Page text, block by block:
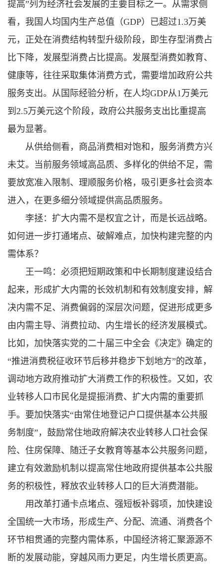
提高”列为经济社会发展的主要目标之一。从需求侧
看，我国人均国内生产总值（GDP）已超过1.3万美
元，正处在消费结构转型升级阶段，即生存型消费占
比下降，发展型消费占比提高。发展型消费如教育、
健康等，往往采取集体消费方式，需要增加政府公共
服务支出。从国际经验分析，在人均GDP从1万美元
到2.5万美元这个阶段，政府公共服务支出比重提高
最为显著。
从供给侧看，商品消费相对饱和，服务消费方兴
未艾。当前服务领域高品质、多样化的供给不足，需
要放宽准入限制、理顺服务价格，吸引更多社会资本
进入，在更多细分领域提供高品质服务。
李拯：扩大内需不是权宜之计，而是长远战略。
如何进一步打通堵点、破解难点，加快构建完整的内
需体系？
王一鸣：必须把短期政策和中长期制度建设结合
起来，形成扩大内需的长效机制和有效制度安排，解
决内需不足、消费偏弱的深层次问题，促进形成更多
由内需主导、消费拉动、内生增长的经济发展模式。
比如，加快落实党的二十届三中全会《决定》确定的
“推进消费税征收环节后移并稳步下划地方”的改革，
调动地方政府推动扩大消费工作的积极性。又如，农
业转移人口市民化是提振消费、扩大内需的重要抓
手。要加快落实“由常住地登记户口提供基本公共服
务制度”，鼓励常住地政府解决农业转移人口社会保
险、住房保障、随迁子女教育等基本公共服务问题，
建立有效激励机制以提高常住地政府提供基本公共服
务的积极性，释放农业转移人口的巨大消费潜能。
用改革打通卡点堵点、强短板补弱项，加快建设
全国统一大市场，形成生产、分配、流通、消费各个
环节相贯通的完整内需体系，中国经济将汇聚源源不
断的发展动能，穿越风雨力更足，内生增长质更高。